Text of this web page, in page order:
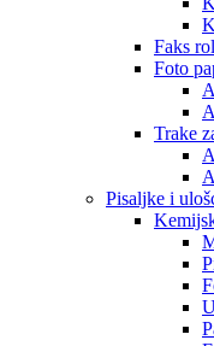
Faks
Foto
Trake
Pisaljke i